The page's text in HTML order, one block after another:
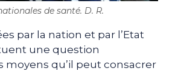
de santé. D. R.
par la nation et par l’Etat
une question
moyens qu’il peut consacrer